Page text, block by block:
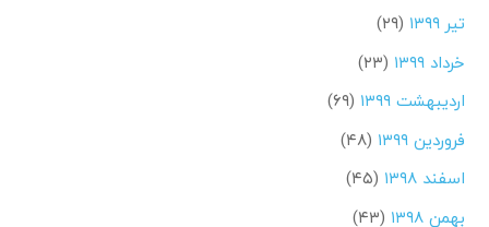
تیر ۱۳۹۹
(۲۹)
خرداد ۱۳۹۹
(۲۳)
اردیبهشت ۱۳۹۹
(۶۹)
فروردین ۱۳۹۹
(۴۸)
اسفند ۱۳۹۸
(۴۵)
بهمن ۱۳۹۸
(۴۳)